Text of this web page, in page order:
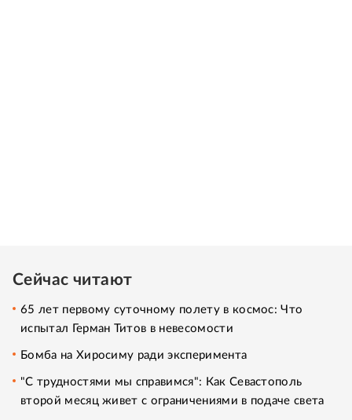
Сейчас читают
65 лет первому суточному полету в космос: Что
испытал Герман Титов в невесомости
Бомба на Хиросиму ради эксперимента
"С трудностями мы справимся": Как Севастополь
второй месяц живет с ограничениями в подаче света